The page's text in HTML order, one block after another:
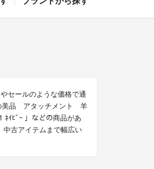
セールのような価格で通
の美品 アタッチメント 羊
ｲﾋﾞｰ 」などの商品があ
中古アイテムまで幅広い